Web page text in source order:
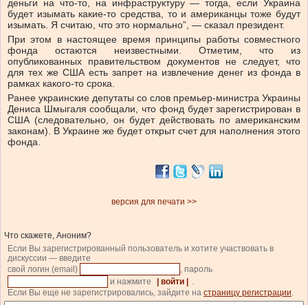
деньги на что-то, на инфраструктуру — тогда, если Украина
будет изымать какие-то средства, то и американцы тоже будут
изымать. Я считаю, что это нормально”, — сказал президент.
При этом в настоящее время принципы работы совместного
фонда остаются неизвестными. Отметим, что из
опубликованных правительством документов не следует, что
для тех же США есть запрет на извлечение денег из фонда в
рамках какого-то срока.
Ранее украинские депутаты со слов премьер-министра Украины
Дениса Шмыгаля сообщали, что фонд будет зарегистрирован в
США (следовательно, он будет действовать по американским
законам). В Украине же будет открыт счет для наполнения этого
фонда.
версия для печати >>
Что скажете, Аноним?
Если Вы зарегистрированный пользователь и хотите участвовать в
дискуссии — введите
свой логин (email)
, пароль
и нажмите
| войти |
.
Если Вы еще не зарегистрировались, зайдите на страницу регистрации.